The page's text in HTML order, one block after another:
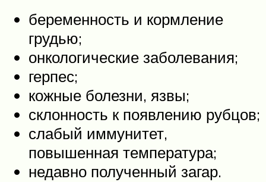
беременность и кормление
грудью;
онкологические заболевания;
герпес;
кожные болезни, язвы;
склонность к появлению рубцов;
слабый иммунитет,
повышенная температура;
недавно полученный загар.